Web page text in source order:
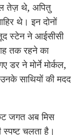
तेज़ थे, अपितु
थे। इन दोनों
स्टेन ने आईसीसी
तक रहने का
डर ने मोर्ने मोर्कल,
साथियों की मदद
जगत अब मिस
चलता है।